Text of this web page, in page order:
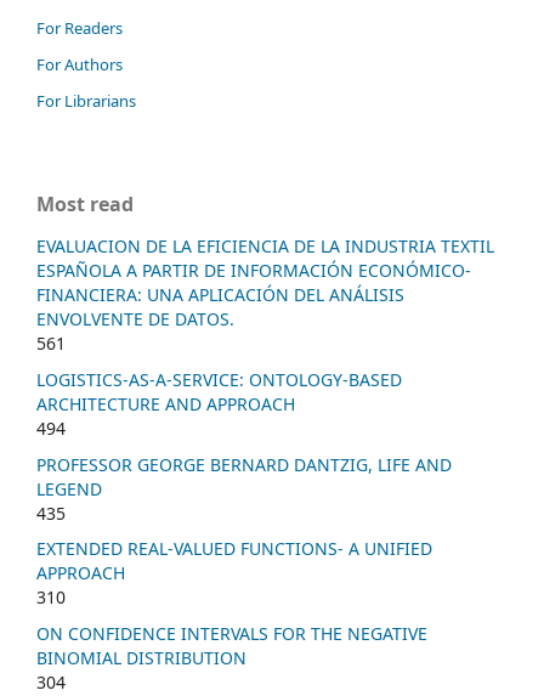
For Readers
For Authors
For Librarians
Most read
EVALUACION DE LA EFICIENCIA DE LA INDUSTRIA TEXTIL
ESPAÑOLA A PARTIR DE INFORMACIÓN ECONÓMICO-
FINANCIERA: UNA APLICACIÓN DEL ANÁLISIS
ENVOLVENTE DE DATOS.
561
LOGISTICS-AS-A-SERVICE: ONTOLOGY-BASED
ARCHITECTURE AND APPROACH
494
PROFESSOR GEORGE BERNARD DANTZIG, LIFE AND
LEGEND
435
EXTENDED REAL-VALUED FUNCTIONS- A UNIFIED
APPROACH
310
ON CONFIDENCE INTERVALS FOR THE NEGATIVE
BINOMIAL DISTRIBUTION
304